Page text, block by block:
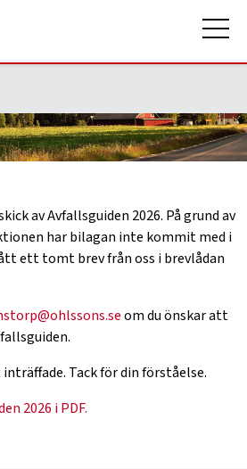
av Avfallsguiden 2026. På grund av
har bilagan inte kommit med i
ett tomt brev från oss i brevlådan
om du önskar att
Tack för din förståelse.
2026 i PDF.